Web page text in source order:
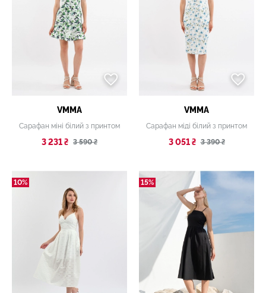
VMMA
Сарафан міні білий з принтом
3 231 ₴ 3 590 ₴
VMMA
Сарафан міді білий з принтом
3 051 ₴ 3 390 ₴
10% 15%